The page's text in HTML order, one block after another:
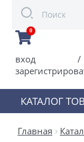
0
вход
/
КАТАЛОГ
Главная